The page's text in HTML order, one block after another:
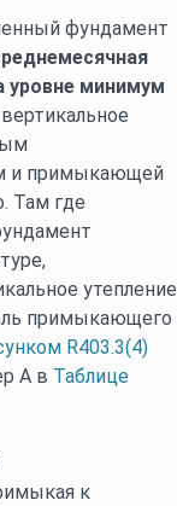
фундамент
уровне минимум
и примыкающей
Там где
утепление
примыкающего
R403.3(4)
A в Таблице
к